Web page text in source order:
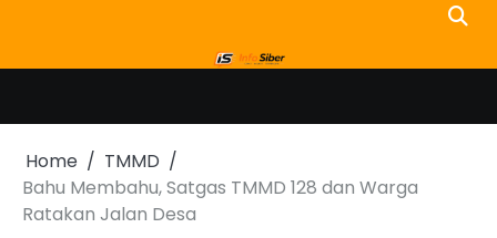
content
Home
TMMD
Bahu Membahu, Satgas TMMD 128 dan Warga
Ratakan Jalan Desa